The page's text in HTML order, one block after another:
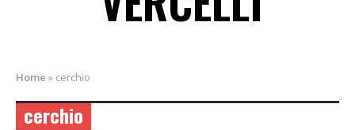
Home » cerchio
cerchio